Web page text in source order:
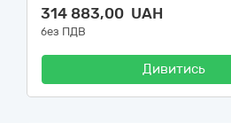
314 883,00 UAH
без ПДВ
Дивитись